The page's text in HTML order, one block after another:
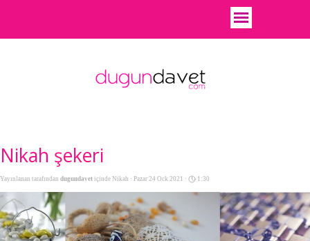
Nikah şekeri
Yayınlanan tarafından dugundavet içinde Nikah · Pazar 24 Ock 2021 · 1:30